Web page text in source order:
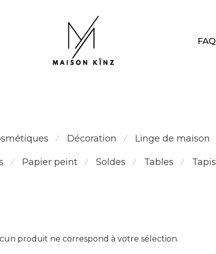
FAQ
⁄ Décoration ⁄ Linge de maison
⁄ Papier peint ⁄ Soldes ⁄ Tables ⁄ Tapis
produit ne correspond à votre sélection.